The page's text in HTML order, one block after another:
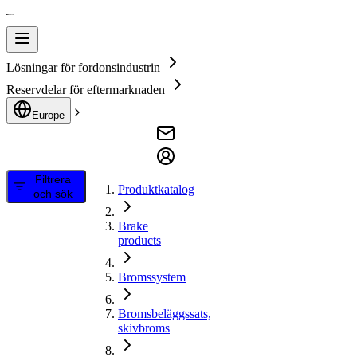
Lösningar för fordonsindustrin
Reservdelar för eftermarknaden
Europe
Filtrera
och sök
Produktkatalog
Brake
products
Bromssystem
Bromsbeläggssats,
skivbroms